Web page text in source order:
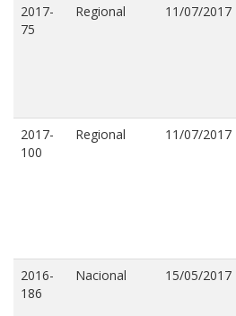
2017-
75
Regional 11/07/2017
2017-
100
Regional 11/07/2017
2016-
186
Nacional 15/05/2017